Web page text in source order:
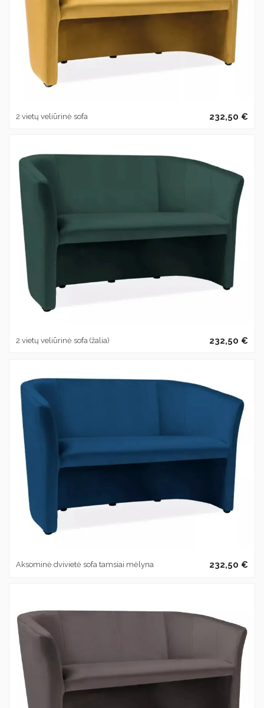
2 vietų veliūrinė sofa 232,50 €
2 vietų veliūrinė sofa (žalia) 232,50 €
Aksominė dvivietė sofa tamsiai mėlyna 232,50 €